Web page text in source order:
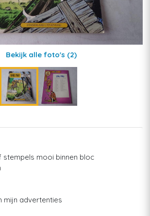
Bekijk alle foto's (2)
stempels mooi binnen bloc
mijn advertenties